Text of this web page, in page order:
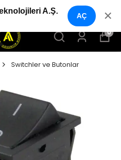
GEÇIŞ SISTEMLERI
0
Switchler ve Butonlar
A.Ş.
AÇ ✕